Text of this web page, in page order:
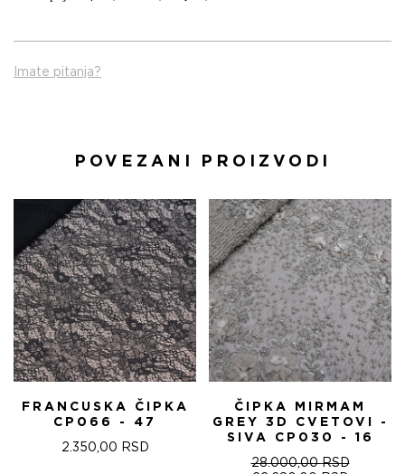
Imate pitanja?
POVEZANI PROIZVODI
FRANCUSKA ČIPKA
CP066 - 47
2.350,00 RSD
ČIPKA MIRMAM
GREY 3D CVETOVI -
SIVA CP030 - 16
28.000,00RSD